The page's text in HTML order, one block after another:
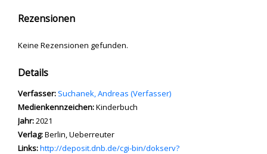
Rezensionen
Keine Rezensionen gefunden.
Details
Verfasser: Suche nach diesem Verfasser
Suchanek, Andreas (Verfasser)
Medienkennzeichen:Kinderbuch
Jahr:2021
Verlag:Berlin, Ueberreuter
opens in new tab
Links:Diesen Link in neuem Tab öffnen
http://deposit.dnb.de/cgi-bin/dokserv?